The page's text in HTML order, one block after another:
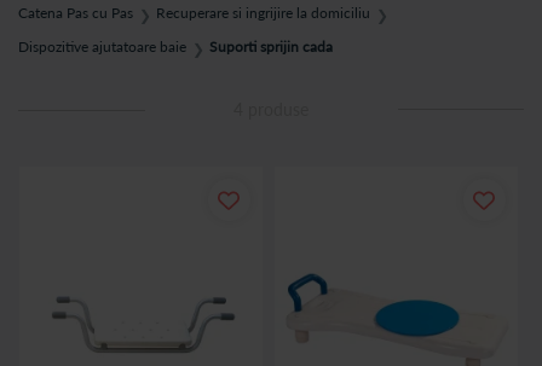
Catena Pas cu Pas ❯ Recuperare si ingrijire la domiciliu ❯
Dispozitive ajutatoare baie ❯ Suporti sprijin cada